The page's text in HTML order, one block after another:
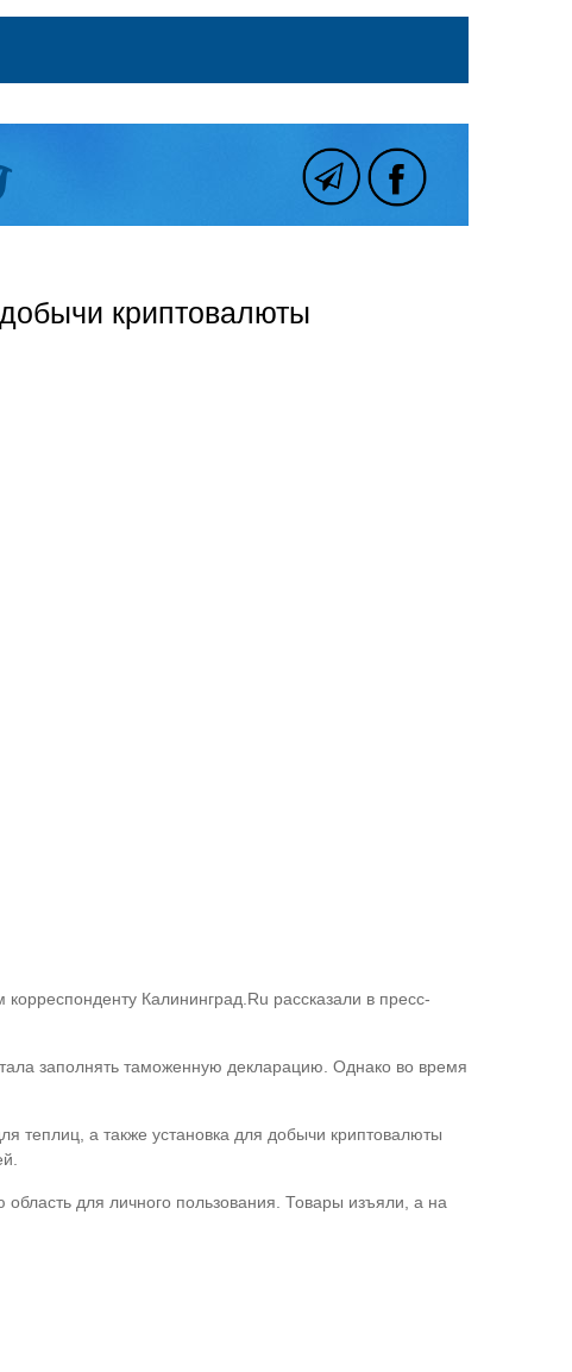
криптовалюты
Калининград.Ru рассказали в пресс-
заполнять таможенную декларацию. Однако во время
теплиц, а также установка для добычи криптовалюты
для личного пользования. Товары изъяли, а на